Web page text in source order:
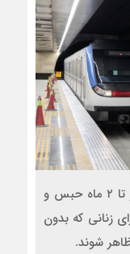
در مترو مشهد این بنر دیده شد: ۱۰ روز تا ۲ ماه حبس و
ریال برای زنانی که بدون
شوند.